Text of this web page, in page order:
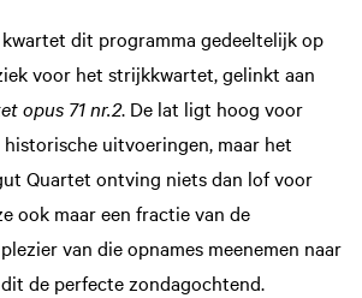
dit programma gedeeltelijk op
voor het strijkkwartet, gelinkt aan
opus 71 nr.2. De lat ligt hoog voor
uitvoeringen, maar het
Quartet ontving niets dan lof voor
ook maar een fractie van de
van die opnames meenemen naar
de perfecte zondagochtend.